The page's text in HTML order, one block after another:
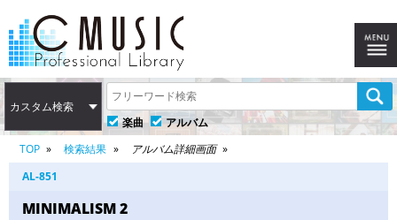
カスタム検索
楽曲
アルバム
TOP
検索結果
アルバム詳細画面
AL-851
MINIMALISM 2